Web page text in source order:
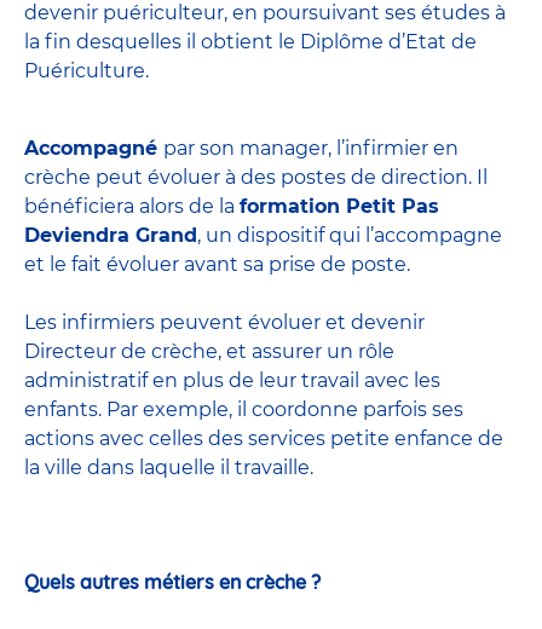
devenir puériculteur, en poursuivant ses études à
la fin desquelles il obtient le Diplôme d’Etat de
Puériculture.
Accompagné par son manager, l’infirmier en
crèche peut évoluer à des postes de direction. Il
bénéficiera alors de la formation Petit Pas
Deviendra Grand , un dispositif qui l’accompagne
et le fait évoluer avant sa prise de poste.
Les infirmiers peuvent évoluer et devenir
Directeur de crèche, et assurer un rôle
administratif en plus de leur travail avec les
enfants. Par exemple, il coordonne parfois ses
actions avec celles des services petite enfance de
la ville dans laquelle il travaille.
Quels autres métiers en crèche ?